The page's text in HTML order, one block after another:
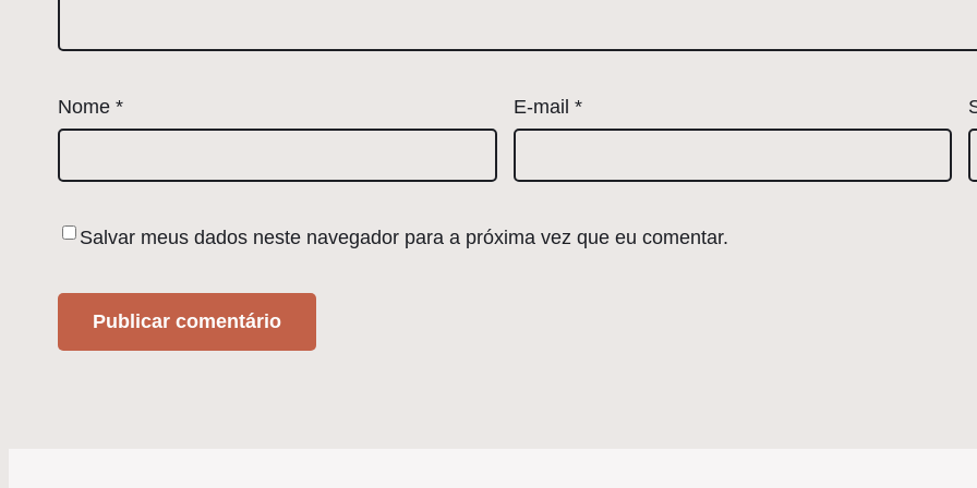
Nome * E-mail *
Salvar meus dados neste navegador para a próxima vez que eu comentar.